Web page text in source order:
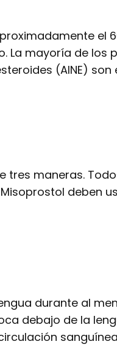
el
La mayoría de los
(AINE)
tres maneras.
deben
durante al
debajo de la